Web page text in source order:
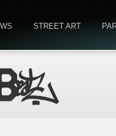
STREET ART